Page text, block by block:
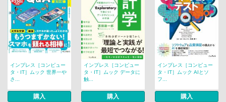
インプレス［コンピュー
タ・IT］ムック 世界一や
さ...
購入
インプレス［コンピュー
タ・IT］ムック データに
触...
購入
インプレス［コンピュー
タ・IT］ムック AIとソ
フ...
購入